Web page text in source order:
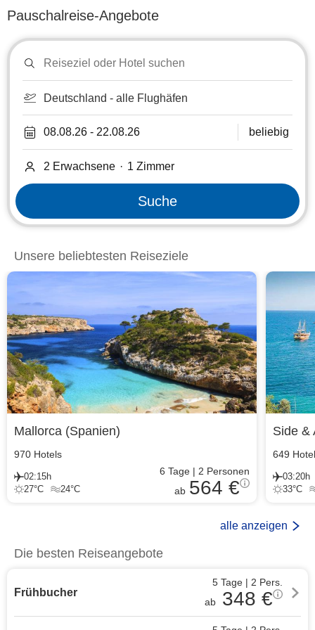
Pauschalreise-Angebote
oder
Deutschland - alle Flughäfen
08.08.26 - 22.08.26 beliebig
2 Erwachsene · 1 Zimmer
Suche
Unsere beliebtesten Reiseziele
Mallorca (Spanien)
970 Hotels
02:15h
27°C 24°C
6 Tage| 2 Personen
ab 564 €
Side &
649
03:20h
33°C
alle anzeigen
Die besten Reiseangebote
Frühbucher
5 Tage | 2 Pers.
ab
348 €